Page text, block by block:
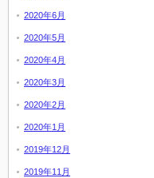
2020年6月
2020年5月
2020年4月
2020年3月
2020年2月
2020年1月
2019年12月
2019年11月